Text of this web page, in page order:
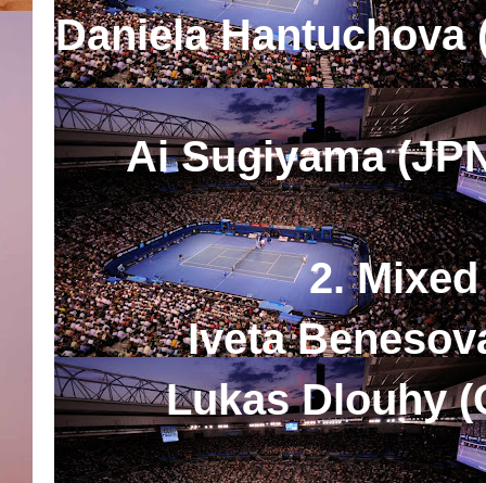
Daniela Hantuchova
Ai Sugiyama
2.
Iveta
Lukas Dlouhy